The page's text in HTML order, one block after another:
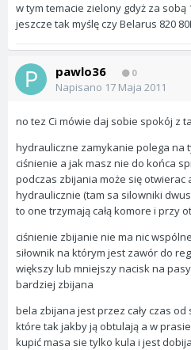
w tym temacie zielony gdyż za sobą
jeszcze tak myślę czy Belarus 820
pawlo36 0
Napisano 17 Maja 2011
no tez Ci mówie daj sobie spokój z
hydrauliczne zamykanie polega na
ciśnienie a jak masz nie do końca
podczas zbijania może się otwierac
hydraulicznie (tam sa silowniki
to one trzymają całą komore i przy
ciśnienie zbijanie nie ma nic
siłownik na którym jest zawór do
większy lub mniejszy nacisk na
bardziej zbijana
bela zbijana jest przez cały czas
które tak jakby ją obtulają a w
kupić masa sie tylko kula i jest